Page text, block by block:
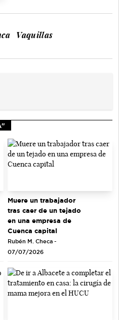
Vaquillas
Muere un trabajador
tras caer de un tejado
en una empresa de
Cuenca capital
Rubén M. Checa -
07/07/2026